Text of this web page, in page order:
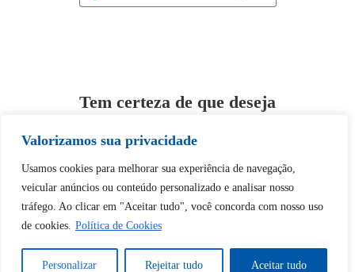
Valorizamos sua privacidade
Usamos cookies para melhorar sua experiência de navegação,
veicular anúncios ou conteúdo personalizado e analisar nosso
tráfego. Ao clicar em "Aceitar tudo", você concorda com nosso uso
de cookies. Política de Cookies
Personalizar Rejeitar tudo Aceitar tudo
Tem certeza de que deseja
Desbloquear esquerda : 0
Sim Não